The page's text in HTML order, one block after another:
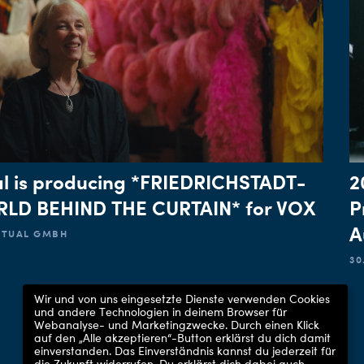
is producing *FRIEDRICHSTADT-
BEHIND THE CURTAIN* for VOX
GMBH
Wir und von uns eingesetzte Dienste verwenden Cookies
und andere Technologien in deinem Browser für
Webanalyse- und Marketingzwecke. Durch einen Klick
auf den „Alle akzeptieren“-Button erklärst du dich damit
einverstanden. Das Einverständnis kannst du jederzeit für